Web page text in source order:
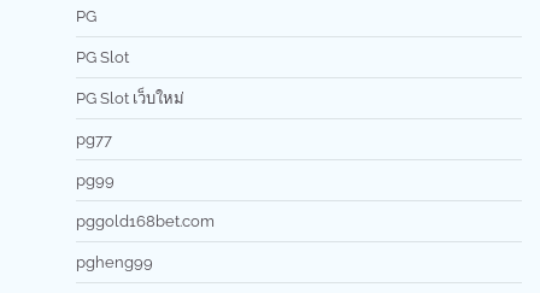
PG
PG Slot
PG Slot เว็บใหม่
pg77
pg99
pggold168bet.com
pgheng99